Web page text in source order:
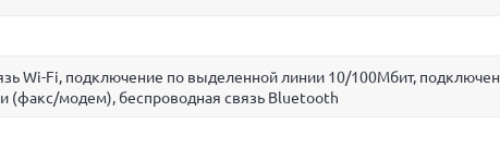
Wi-Fi, подключение по выделенной линии 10/100Мбит,
(факс/модем), беспроводная связь Bluetooth